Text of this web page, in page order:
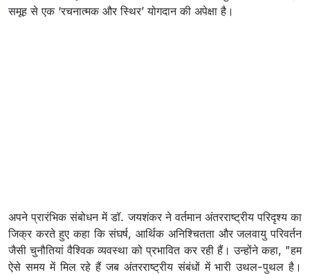
समूह से एक ‘रचनात्मक और स्थिर’ योगदान की अपेक्षा है।
अपने प्रारंभिक संबोधन में डॉ. जयशंकर ने वर्तमान अंतरराष्ट्रीय परिदृश्य का
जिक्र करते हुए कहा कि संघर्ष, आर्थिक अनिश्चितता और जलवायु परिवर्तन
जैसी चुनौतियां वैश्विक व्यवस्था को प्रभावित कर रही हैं। उन्होंने कहा, "हम
ऐसे समय में मिल रहे हैं जब अंतरराष्ट्रीय संबंधों में भारी उथल-पुथल है।